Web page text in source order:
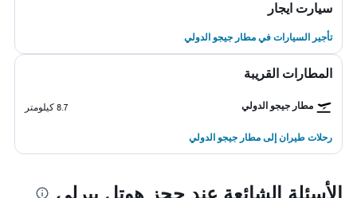
سيارت ايجار
تأجير السيارات في مطار جيجو الدولي
المطارات القريبة
مطار جيجو الدولي 8.7 كيلومتر
رحلات طيران إلى مطار جيجو الدولي
الأسئلة الشائعة عند حجز هوتل بيرلي